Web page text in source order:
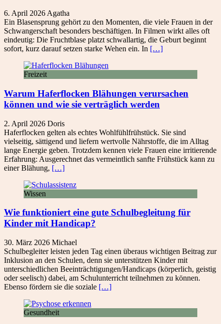
6. April 2026 Agatha
Ein Blasensprung gehört zu den Momenten, die viele Frauen in der
Schwangerschaft besonders beschäftigen. In Filmen wirkt alles oft
eindeutig: Die Fruchtblase platzt schwallartig, die Geburt beginnt
sofort, kurz darauf setzen starke Wehen ein. In […]
Freizeit
Warum Haferflocken Blähungen verursachen
können und wie sie verträglich werden
2. April 2026 Doris
Haferflocken gelten als echtes Wohlfühlfrühstück. Sie sind
vielseitig, sättigend und liefern wertvolle Nährstoffe, die im Alltag
lange Energie geben. Trotzdem kennen viele Frauen eine irritierende
Erfahrung: Ausgerechnet das vermeintlich sanfte Frühstück kann zu
einer Blähung, […]
Wissen
Wie funktioniert eine gute Schulbegleitung für
Kinder mit Handicap?
30. März 2026 Michael
Schulbegleiter leisten jeden Tag einen überaus wichtigen Beitrag zur
Inklusion an den Schulen, denn sie unterstützen Kinder mit
unterschiedlichen Beeinträchtigungen/Handicaps (körperlich, geistig
oder seelisch) dabei, am Schulunterricht teilnehmen zu können.
Ebenso fördern sie die soziale […]
Gesundheit